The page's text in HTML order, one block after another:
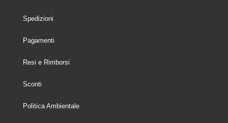
Spedizioni
Pagamenti
Resi e Rimborsi
Sconti
Politica Ambientale